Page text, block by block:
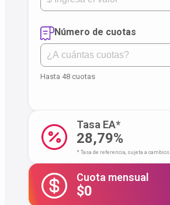
Número de cuotas
Hasta 48 cuotas
Tasa EA*
28,79%
* Tasa de referencia, sujeta a cambios
Cuota mensual
$0